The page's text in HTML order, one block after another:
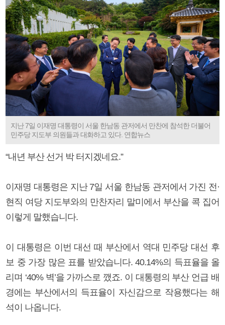
지난 7일 이재명 대통령이 서울 한남동 관저에서 만찬에 참석한 더불어
민주당 지도부 의원들과 대화하고 있다. 연합뉴스
“내년 부산 선거 박 터지겠네요.”
이재명 대통령은 지난 7일 서울 한남동 관저에서 가진 전·
현직 여당 지도부와의 만찬자리 말미에서 부산을 콕 집어
이렇게 말했습니다.
이 대통령은 이번 대선 때 부산에서 역대 민주당 대선 후
보 중 가장 많은 표를 받았습니다. 40.14%의 득표율을 올
리며 ‘40% 벽’을 가까스로 깼죠. 이 대통령의 부산 언급 배
경에는 부산에서의 득표율이 자신감으로 작용했다는 해
석이 나옵니다.